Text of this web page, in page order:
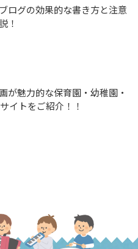
ログの効果的な書き方と注意
！
が魅力的な保育園・幼稚園・
イトをご紹介！！